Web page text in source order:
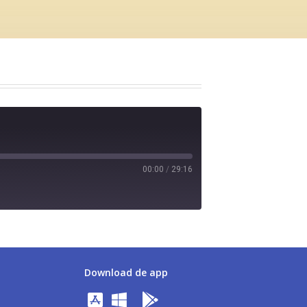
00:00 / 29:16
Download de app